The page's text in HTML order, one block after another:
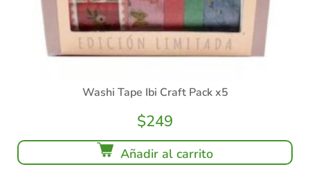
Washi Tape Ibi Craft Pack x5
$249
Añadir al carrito